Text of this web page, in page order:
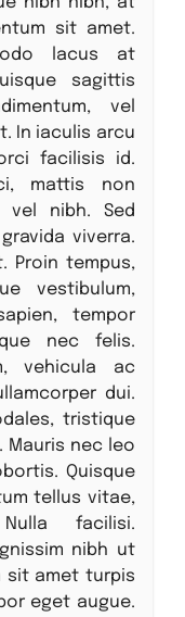
sit amet.
lacus at
sagittis
vel
In iaculis arcu
facilisis id.
mattis non
vel nibh. Sed
viverra.
Proin tempus,
vestibulum,
tempor
nec felis.
vehicula ac
dui.
tristique
Mauris nec leo
Quisque
tellus vitae,
facilisi.
nibh ut
sit amet turpis
eget augue.